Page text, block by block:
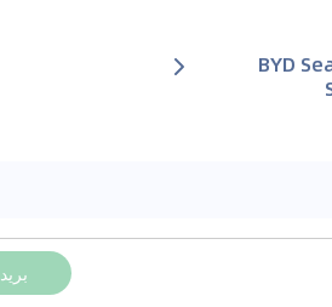
BYD
بريد